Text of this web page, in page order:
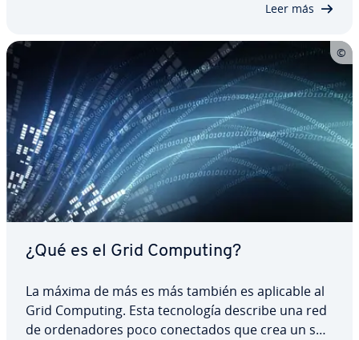
Leer más
¿Qué es el Grid Computing?
La máxima de más es más también es aplicable al
Grid Computing. Esta te­c­no­lo­gía describe una red
de or­de­na­do­res poco co­ne­c­ta­dos que crea un su­